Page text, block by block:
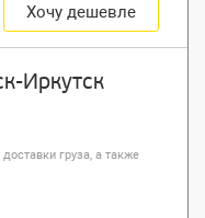
Хочу дешевле
Иркутск
груза, а также